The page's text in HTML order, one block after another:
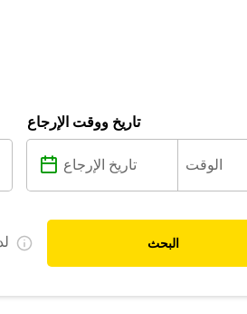
تاريخ ووقت الإرجاع
البحث